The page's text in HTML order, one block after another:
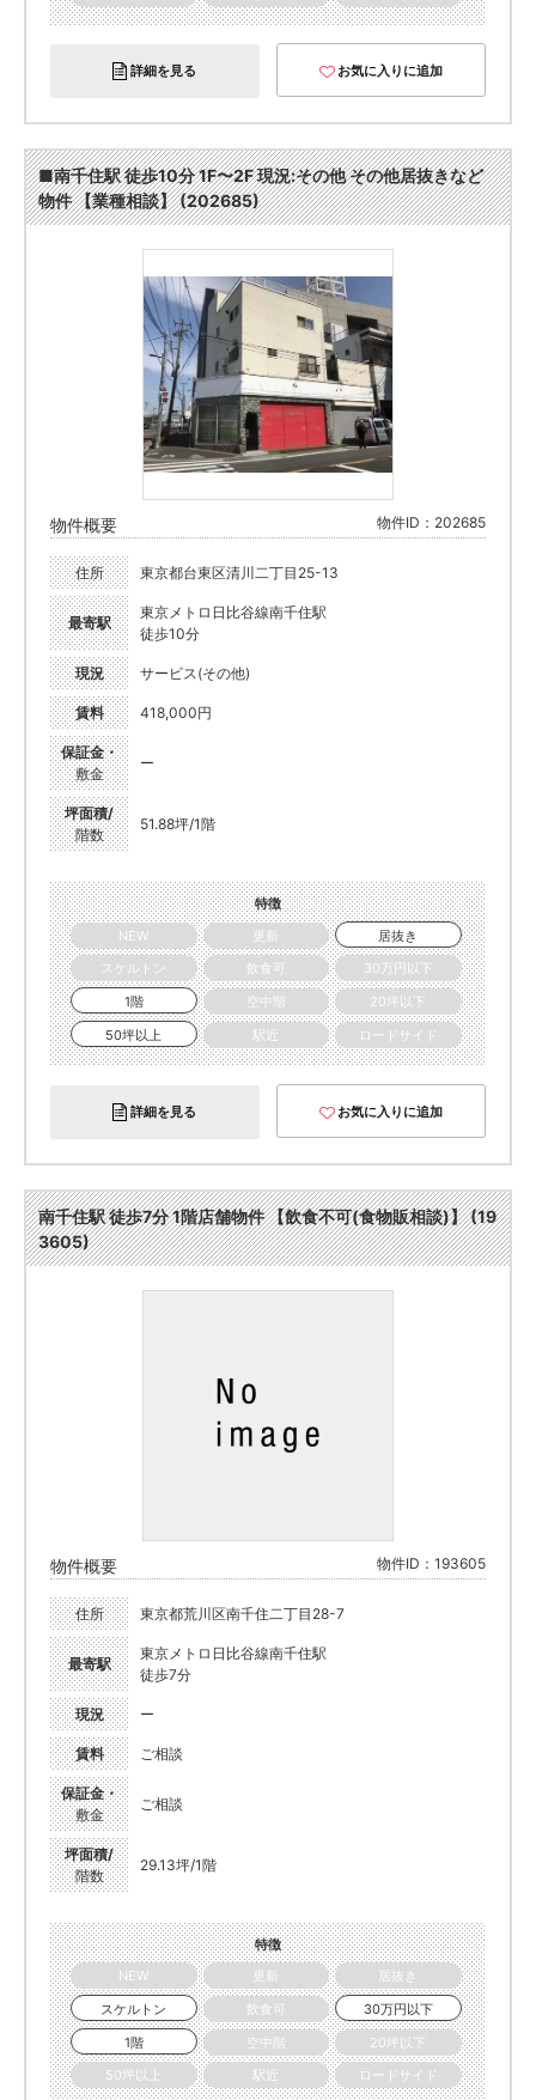
詳細を見る お気に入りに追加
■南千住駅 徒歩10分 1F〜2F 現況:その他 その他居抜きなど
物件 【業種相談】 (202685)
物件概要 物件ID：202685
住所 東京都台東区清川二丁目25-13
最寄駅
東京メトロ日比谷線南千住駅
徒歩10分
現況 サービス(その他)
賃料 418,000円
保証金・
敷金
ー
坪面積/
階数
51.88坪/1階
特徴
NEW
更新
居抜き
スケルトン
飲食可
30万円以下
1階
空中階
20坪以下
50坪以上
駅近 ロードサイド
詳細を見る お気に入りに追加
南千住駅 徒歩7分 1階店舗物件 【飲食不可(食物販相談)】 (19
3605)
物件概要 物件ID：193605
住所 東京都荒川区南千住二丁目28-7
最寄駅
東京メトロ日比谷線南千住駅
徒歩7分
現況 ー
賃料 ご相談
保証金・
敷金
ご相談
坪面積/
階数
29.13坪/1階
特徴
NEW
更新
居抜き
スケルトン
飲食可
30万円以下
1階
空中階
20坪以下
50坪以上
駅近 ロードサイド